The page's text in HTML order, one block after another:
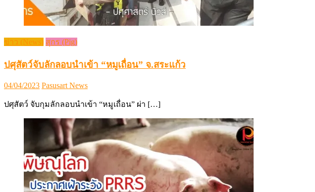
ข่าว (News) สุกร (Pig)
ปศุสัตว์จับลักลอบนำเข้า “หมูเถื่อน” จ.สระแก้ว
Posted
04/04/2023 Author
Pasusart News
ปศุสัตว์ จับกุมลักลอบนำเข้า “หมูเถื่อน” ผ่า […]